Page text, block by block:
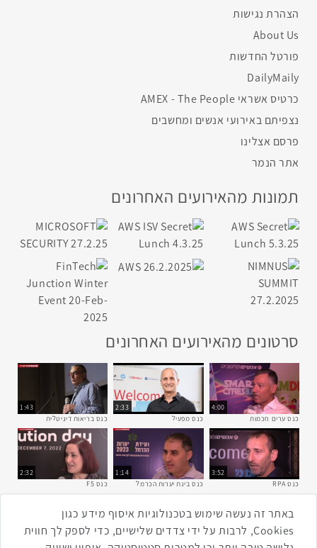
הצהרת נגישות
About Us
פורטל החדשות
DailyMaily
כרטיס אשראי AMEX - The People
נצפיתם באירועי אנשים ומחשבים
פרסם אצלינו
אתר הנמר
תמונות מהאירועים האחרונים
סרטונים מהאירועים האחרונים
4:00
כנס ערים חכמות
2:33
כנס מפעיל
1:43
כנס בריאות דיגיטלית
3:52
כנס RPA
1:14
כנס בינת יערות הכרמל
2:32
כנס F5
שתפו ברשת
שתף בפייסבוקשתף בלינקדאין
באתר זה נעשה שימוש בטכנולוגיות איסוף מידע כגון
Cookies, לרבות על ידי צדדים שלישיים, כדי לספק לך חווית